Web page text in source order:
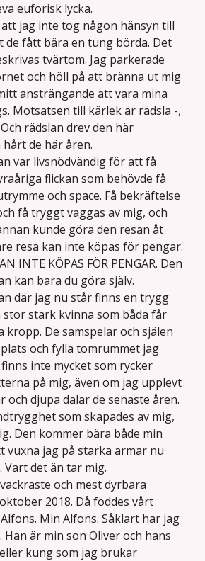
euforisk lycka.
jag inte tog någon hänsyn till
de fått bära en tung börda. Det
tvärtom. Jag parkerade
och höll på att bränna ut mig
ansträngande att vara mina
Motsatsen till kärlek är rädsla -,
rädslan drev den här
de här åren.
var livsnödvändig för att få
flickan som behövde få
och space. Få bekräftelse
få tryggt vaggas av mig, och
kunde göra den resan åt
resa kan inte köpas för pengar.
INTE KÖPAS FÖR PENGAR. Den
kan bara du göra själv.
där jag nu står finns en trygg
stor stark kvinna som båda får
kropp. De samspelar och själen
och fylla tomrummet jag
inte mycket som rycker
på mig, även om jag upplevt
och djupa dalar de senaste åren.
som skapades av mig,
Den kommer bära både min
vuxna jag på starka armar nu
det än tar mig.
och mest dyrbara
2018. Då föddes vårt
Min Alfons. Såklart har jag
är min son Oliver och hans
kung som jag brukar